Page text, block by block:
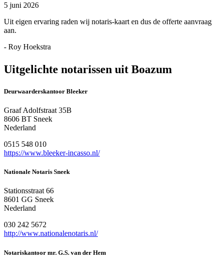
5 juni 2026
Uit eigen ervaring raden wij notaris-kaart en dus de offerte aanvraag
aan.
- Roy Hoekstra
Uitgelichte notarissen uit Boazum
Deurwaarderskantoor Bleeker
Graaf Adolfstraat 35B
8606 BT Sneek
Nederland
0515 548 010
https://www.bleeker-incasso.nl/
Nationale Notaris Sneek
Stationsstraat 66
8601 GG Sneek
Nederland
030 242 5672
http://www.nationalenotaris.nl/
Notariskantoor mr. G.S. van der Hem